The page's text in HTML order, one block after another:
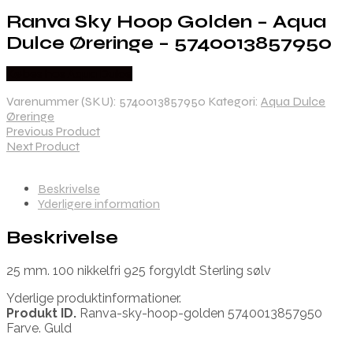
Ranva Sky Hoop Golden – Aqua
Dulce Øreringe – 5740013857950
Varenummer (SKU): 5740013857950 Kategori: Aqua Dulce
Øreringe
Previous Product
Next Product
Beskrivelse
Yderligere information
Beskrivelse
25 mm. 100 nikkelfri 925 forgyldt Sterling sølv
Yderlige produktinformationer.
Produkt ID. Ranva-sky-hoop-golden 5740013857950
Farve. Guld